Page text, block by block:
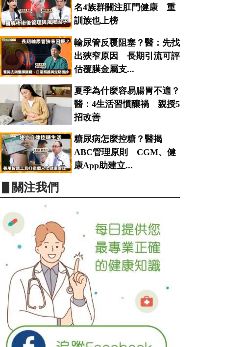
名4族群關注肛門健康 重
訓族也上榜
輸尿管反覆阻塞？醫：先找
出狹窄原因 長期引流可評
估覆膜金屬支...
夏季為什麼容易腸胃不適？
醫：4生活習慣釀禍 親授5
招改善
糖尿病怎麼控糖？醫揭
ABC管理原則 CGM、健
康App助建立...
▋關注我們